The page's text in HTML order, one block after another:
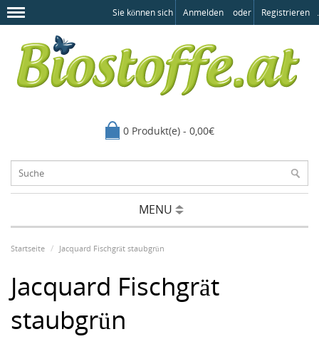
Sie können sich Anmelden oder Registrieren .
0 Produkt(e) - 0,00€
MENU
Startseite Jacquard Fischgrät staubgrün
Jacquard Fischgrät
staubgrün